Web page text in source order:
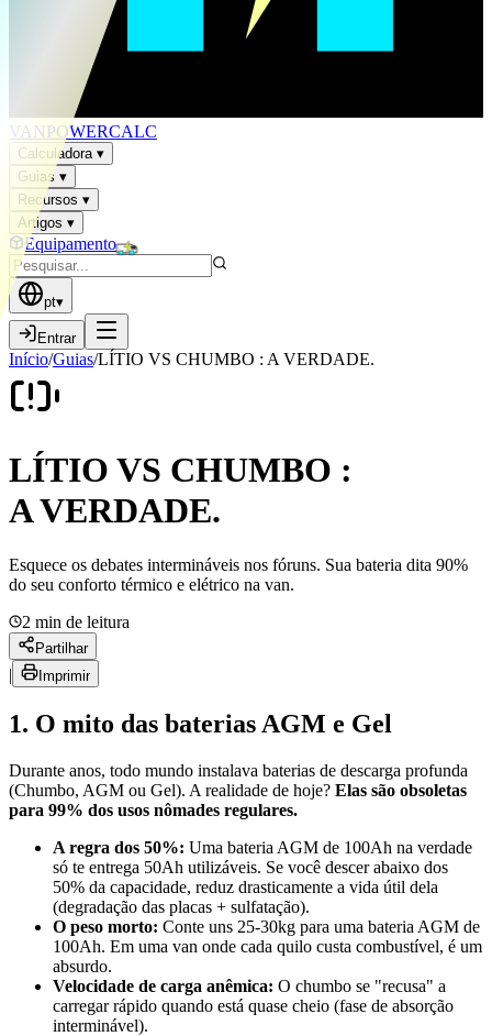
VAN POWERCALC
Calculadora▾
Guias ▾
Recursos ▾
Artigos ▾
Equipamento
pt▾
Entrar
Início/Guias/LÍTIO VS CHUMBO : A VERDADE.
LÍTIO VS CHUMBO :
A VERDADE.
Esquece os debates intermináveis nos fóruns. Sua bateria dita 90%
do seu conforto térmico e elétrico na van.
2 min de leitura
Partilhar
| Imprimir
1. O mito das baterias AGM e Gel
Durante anos, todo mundo instalava baterias de descarga profunda
(Chumbo, AGM ou Gel). A realidade de hoje? Elas são obsoletas
para 99% dos usos nômades regulares.
A regra dos 50%: Uma bateria AGM de 100Ah na verdade
só te entrega 50Ah utilizáveis. Se você descer abaixo dos
50% da capacidade, reduz drasticamente a vida útil dela
(degradação das placas + sulfatação).
O peso morto: Conte uns 25-30kg para uma bateria AGM de
100Ah. Em uma van onde cada quilo custa combustível, é um
absurdo.
Velocidade de carga anêmica: O chumbo se "recusa" a
carregar rápido quando está quase cheio (fase de absorção
interminável).